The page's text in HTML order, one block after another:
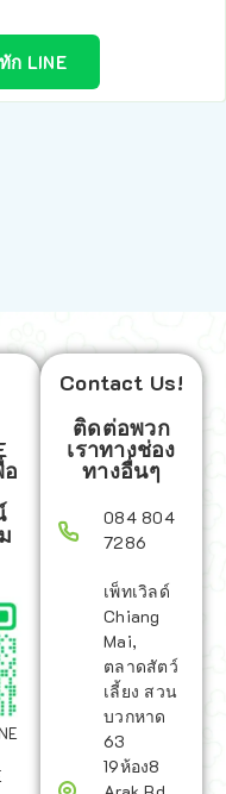
ทัก LINE
Contact Us!
ติดต่อพวก
เราทางช่อง
ทางอื่นๆ
084 804
7286
เพ็ทเวิลด์
Chiang
Mai,
ตลาดสัตว์
เลี้ยง สวน
บวกหาด
63
19ห้อง8